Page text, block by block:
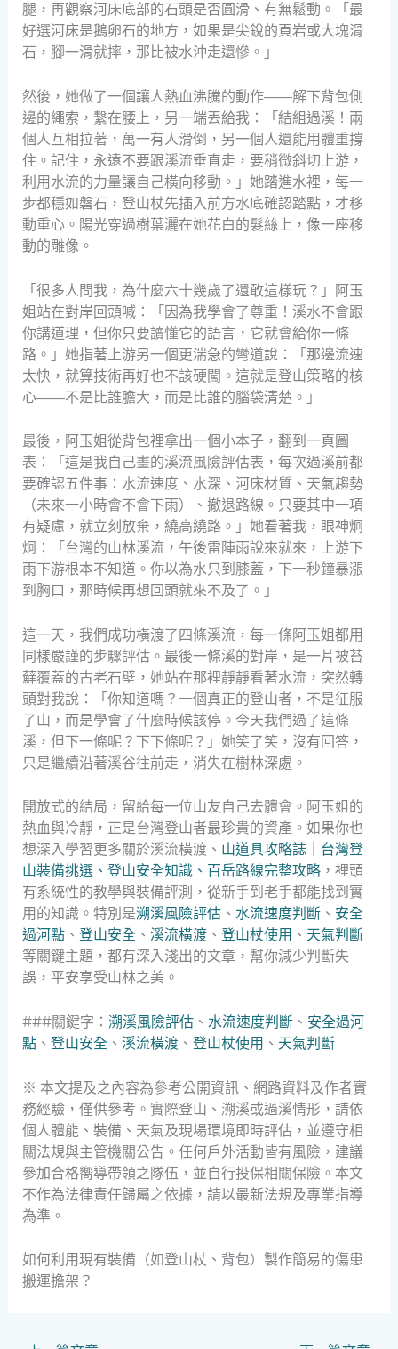
腿，再觀察河床底部的石頭是否圓滑、有無鬆動。「最
好選河床是鵝卵石的地方，如果是尖銳的頁岩或大塊滑
石，腳一滑就摔，那比被水沖走還慘。」
然後，她做了一個讓人熱血沸騰的動作——解下背包側
邊的繩索，繫在腰上，另一端丟給我：「結組過溪！兩
個人互相拉著，萬一有人滑倒，另一個人還能用體重撐
住。記住，永遠不要跟溪流垂直走，要稍微斜切上游，
利用水流的力量讓自己橫向移動。」她踏進水裡，每一
步都穩如磐石，登山杖先插入前方水底確認踏點，才移
動重心。陽光穿過樹葉灑在她花白的髮絲上，像一座移
動的雕像。
「很多人問我，為什麼六十幾歲了還敢這樣玩？」阿玉
姐站在對岸回頭喊：「因為我學會了尊重！溪水不會跟
你講道理，但你只要讀懂它的語言，它就會給你一條
路。」她指著上游另一個更湍急的彎道說：「那邊流速
太快，就算技術再好也不該硬闖。這就是登山策略的核
心——不是比誰膽大，而是比誰的腦袋清楚。」
最後，阿玉姐從背包裡拿出一個小本子，翻到一頁圖
表：「這是我自己畫的溪流風險評估表，每次過溪前都
要確認五件事：水流速度、水深、河床材質、天氣趨勢
（未來一小時會不會下雨）、撤退路線。只要其中一項
有疑慮，就立刻放棄，繞高繞路。」她看著我，眼神炯
炯：「台灣的山林溪流，午後雷陣雨說來就來，上游下
雨下游根本不知道。你以為水只到膝蓋，下一秒鐘暴漲
到胸口，那時候再想回頭就來不及了。」
這一天，我們成功橫渡了四條溪流，每一條阿玉姐都用
同樣嚴謹的步驟評估。最後一條溪的對岸，是一片被苔
蘚覆蓋的古老石壁，她站在那裡靜靜看著水流，突然轉
頭對我說：「你知道嗎？一個真正的登山者，不是征服
了山，而是學會了什麼時候該停。今天我們過了這條
溪，但下一條呢？下下條呢？」她笑了笑，沒有回答，
只是繼續沿著溪谷往前走，消失在樹林深處。
開放式的結局，留給每一位山友自己去體會。阿玉姐的
熱血與冷靜，正是台灣登山者最珍貴的資產。如果你也
想深入學習更多關於溪流橫渡、 山道具攻略誌｜台灣登
山裝備挑選、登山安全知識、百岳路線完整攻略，裡頭
有系統性的教學與裝備評測，從新手到老手都能找到實
用的知識。特別是溯溪風險評估、 水流速度判斷、 安全
過河點、 登山安全 、 溪流橫渡、 登山杖使用 、 天氣判斷
等關鍵主題，都有深入淺出的文章，幫你減少判斷失
誤，平安享受山林之美。
###關鍵字： 溯溪風險評估、 水流速度判斷、 安全過河
點、 登山安全 、 溪流橫渡、 登山杖使用 、 天氣判斷
※ 本文提及之內容為參考公開資訊、網路資料及作者實
務經驗，僅供參考。實際登山、溯溪或過溪情形，請依
個人體能、裝備、天氣及現場環境即時評估，並遵守相
關法規與主管機關公告。任何戶外活動皆有風險，建議
參加合格嚮導帶領之隊伍，並自行投保相關保險。本文
不作為法律責任歸屬之依據，請以最新法規及專業指導
為準。
如何利用現有裝備（如登山杖、背包）製作簡易的傷患
搬運擔架？